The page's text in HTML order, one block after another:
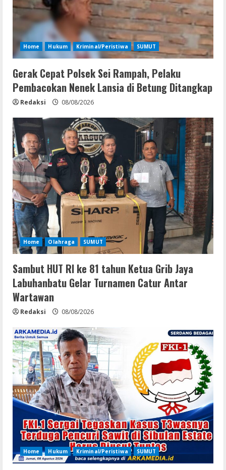
Home Hukum Kriminal/Peristiwa SUMUT
Gerak Cepat Polsek Sei Rampah, Pelaku
Pembacokan Nenek Lansia di Betung Ditangkap
Redaksi 08/08/2026
Home Olahraga SUMUT
Sambut HUT RI ke 81 tahun Ketua Grib Jaya
Labuhanbatu Gelar Turnamen Catur Antar
Wartawan
Redaksi 08/08/2026
Home Hukum Kriminal/Peristiwa SUMUT